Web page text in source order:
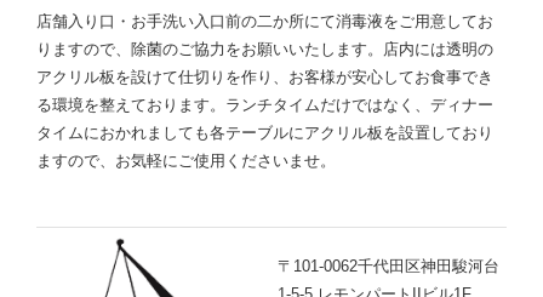
店舗入り口・お手洗い入口前の二か所にて消毒液をご用意してお
りますので、除菌のご協力をお願いいたします。店内には透明の
アクリル板を設けて仕切りを作り、お客様が安心してお食事でき
る環境を整えております。ランチタイムだけではなく、ディナー
タイムにおかれましても各テーブルにアクリル板を設置しており
ますので、お気軽にご使用くださいませ。
〒101-0062千代田区神田駿河台